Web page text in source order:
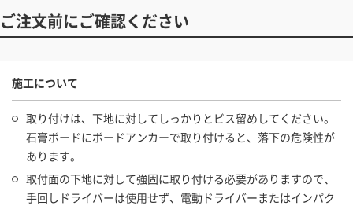
ご注文前にご確認ください
施工について
取り付けは、下地に対してしっかりとビス留めしてください。
石膏ボードにボードアンカーで取り付けると、落下の危険性が
あります。
取付面の下地に対して強固に取り付ける必要がありますので、
手回しドライバーは使用せず、電動ドライバーまたはインパク